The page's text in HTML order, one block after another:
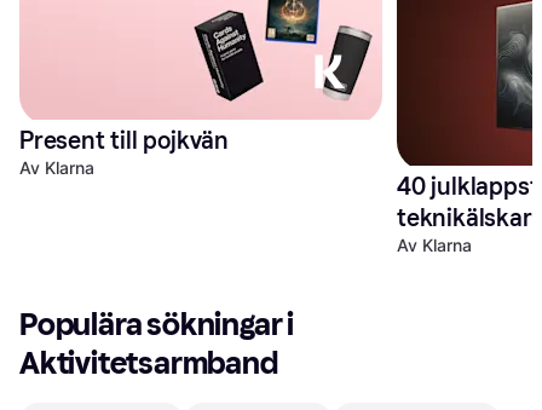
Present till pojkvän
Av Klarna
40
Av Klarna
Populära sökningar i
Aktivitetsarmband